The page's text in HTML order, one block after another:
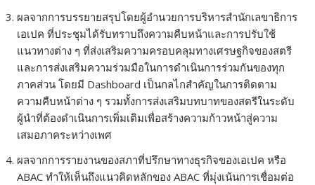
ผลจากการบรรยายสรุปโดยผู้อำนวยการบริหารสำนักเลขาธิการ
เอเปค ที่ประชุมได้รับทราบถึงความคืบหน้าและการปรับใช้
แนวทางต่าง ๆ ที่ส่งเสริมความครอบคลุมทางเศรษฐกิจของสตรี
และการส่งเสริมความร่วมมือในการดำเนินการร่วมกันของทุก
ภาคส่วน โดยมี Dashboard เป็นกลไกสำคัญในการติดตาม
ความคืบหน้าต่าง ๆ รวมทั้งการส่งเสริมบทบาทของสตรีในระดับ
ผู้นำที่ต้องดำเนินการเพิ่มเติมเพื่อสร้างความก้าวหน้าสู่ความ
เสมอภาคระหว่างเพศ
ผลจากการรายงานของสภาที่ปรึกษาทางธุรกิจของเอเปค หรือ
ABAC ทำให้เห็นถึงแนวคิดหลักของ ABAC ที่มุ่งเน้นการเชื่อมต่อ